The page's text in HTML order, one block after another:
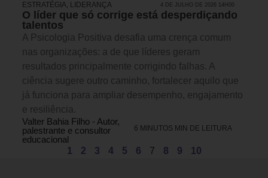
ESTRATÉGIA, LIDERANÇA 4 DE JULHO DE 2026 14H00
O líder que só corrige está desperdiçando
talentos
A Psicologia Positiva desafia uma crença comum
nas organizações: a de que líderes geram
resultados principalmente corrigindo falhas. A
ciência sugere outro caminho, fortalecer aquilo que
já funciona para ampliar desempenho, engajamento
e resiliência.
Valter Bahia Filho - Autor,
palestrante e consultor
educacional
6 MINUTOS MIN DE LEITURA
1 2 3 4 5 6 7 8 9 10